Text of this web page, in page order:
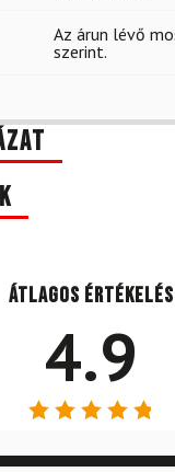
Az árun lévő
szerint.
Átlagos értékelés
4.9
4.88/ 5